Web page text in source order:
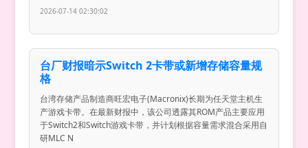
2026-07-14 02:30:02
台厂财报暗示Switch 2卡带或新增存储容量规
格
台湾存储产品制造商旺宏电子(Macronix)长期为任天堂主机生
产游戏卡带。在最新财报中，该公司透露其ROM产品主要应用
于Switch2和Switch游戏卡带，并计划根据容量需求混合采用自
研MLC N